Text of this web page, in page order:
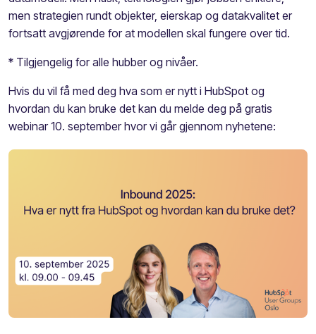
men strategien rundt objekter, eierskap og datakvalitet er
fortsatt avgjørende for at modellen skal fungere over tid.
* Tilgjengelig for alle hubber og nivåer.
Hvis du vil få med deg hva som er nytt i HubSpot og
hvordan du kan bruke det kan du melde deg på gratis
webinar 10. september hvor vi går gjennom nyhetene: